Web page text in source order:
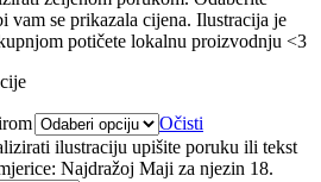
vam se prikazala cijena. Ilustracija je
potičete lokalnu proizvodnju <3
Očisti
ilustraciju upišite poruku ili tekst
Najdražoj Maji za njezin 18.